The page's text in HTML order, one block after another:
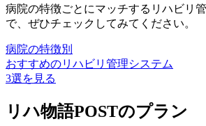
病院の特徴ごとにマッチするリハビリ
で、ぜひチェックしてみてください。
病院の特徴別
おすすめのリハビリ管理システム
3選を見る
リハ物語POSTのプラン